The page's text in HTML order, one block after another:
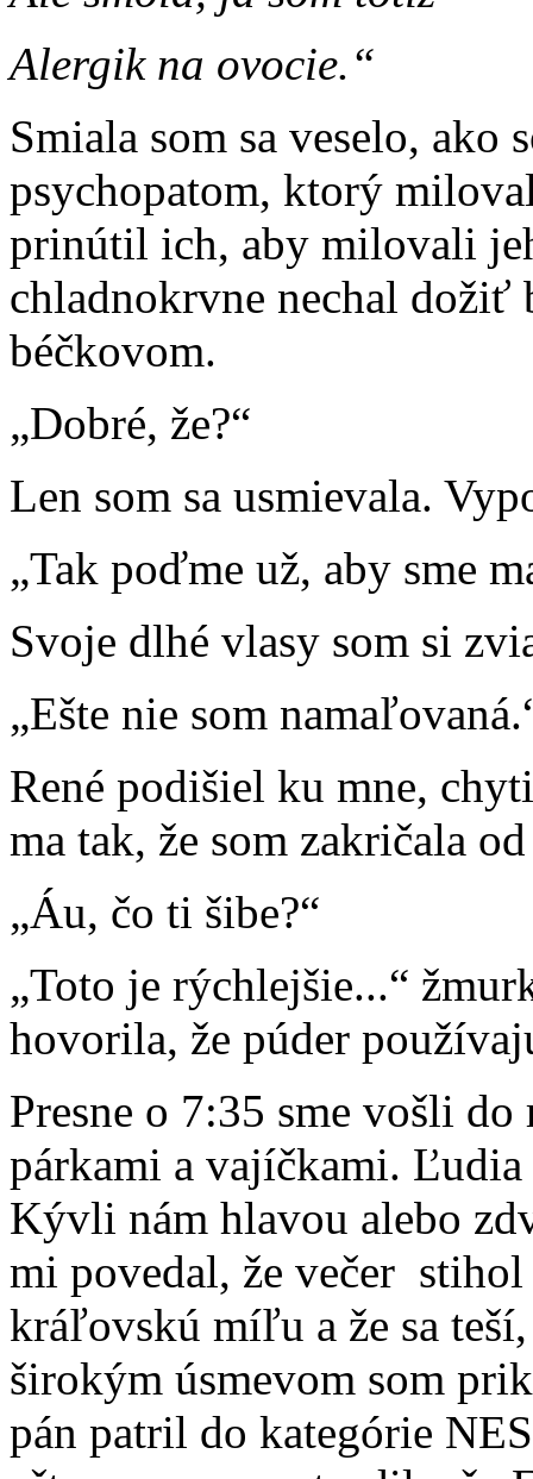
Alergik na ovocie.“
Smiala som sa veselo, ako
psychopatom, ktorý
prinútil ich, aby milovali
chladnokrvne nechal
béčkovom.
„Dobré, že?“
Len som sa usmievala.
„Tak poďme už, aby sme
Svoje dlhé vlasy som si
„Ešte nie som
René podišiel ku mne,
ma tak, že som zakričala
„Áu, čo ti šibe?“
„Toto je rýchlejšie...“
hovorila, že púder
Presne o 7:35 sme vošli
párkami a vajíčkami.
Kývli nám hlavou alebo
mi povedal, že večer
kráľovskú míľu a že sa
širokým úsmevom som
pán patril do kategórie